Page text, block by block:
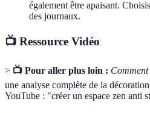
également être apaisant.
des journaux.
📺 Ressource Vidéo
> 📺 Pour aller plus loin : Comment
une analyse complète de la
YouTube : "créer un espace zen anti